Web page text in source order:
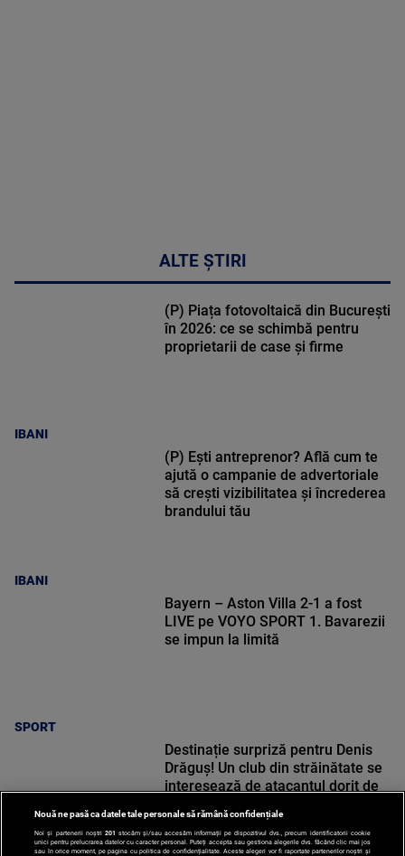
ALTE ȘTIRI
IBANI
(P) Piața fotovoltaică din București
în 2026: ce se schimbă pentru
proprietarii de case și firme
IBANI
(P) Ești antreprenor? Află cum te
ajută o campanie de advertoriale
să crești vizibilitatea și încrederea
brandului tău
SPORT
Bayern – Aston Villa 2-1 a fost
LIVE pe VOYO SPORT 1. Bavarezii
se impun la limită
Destinație surpriză pentru Denis
Drăguș! Un club din străinătate se
interesează de atacantul dorit de
Nouă ne pasă ca datele tale personale să rămână confidențiale
Noi și partenerii noștri 201 stocăm și/sau accesăm informații pe dispozitivul dvs., precum identificatorii cookie
unici pentru prelucrarea datelor cu caracter personal. Puteți accepta sau gestiona alegerile dvs. făcând clic mai jos
sau în orice moment, pe pagina cu politica de confidențialitate. Aceste alegeri vor fi raportate partenerilor noștri și